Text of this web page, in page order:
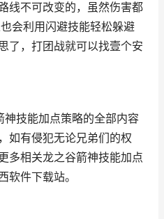
线不可改变的，虽然伤害都
会利用闪避技能轻松躲避
了，打团战就可以找壹个安
技能加点策略的全部内容
如有侵犯无论兄弟们的权
多相关龙之谷箭神技能加点
软件下载站。